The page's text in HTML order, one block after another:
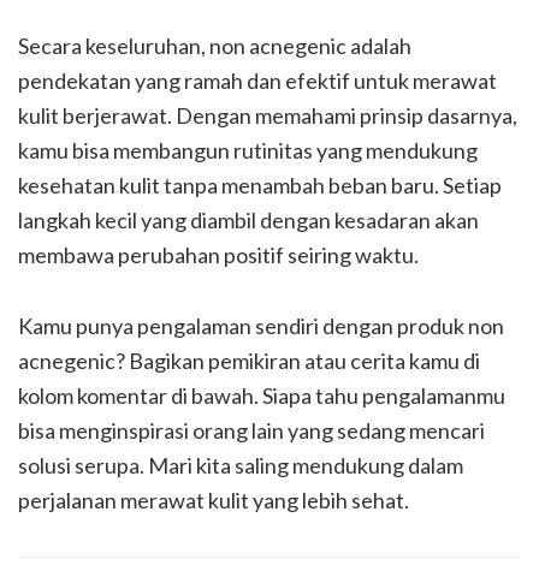
Secara keseluruhan, non acnegenic adalah
pendekatan yang ramah dan efektif untuk merawat
kulit berjerawat. Dengan memahami prinsip dasarnya,
kamu bisa membangun rutinitas yang mendukung
kesehatan kulit tanpa menambah beban baru. Setiap
langkah kecil yang diambil dengan kesadaran akan
membawa perubahan positif seiring waktu.
Kamu punya pengalaman sendiri dengan produk non
acnegenic? Bagikan pemikiran atau cerita kamu di
kolom komentar di bawah. Siapa tahu pengalamanmu
bisa menginspirasi orang lain yang sedang mencari
solusi serupa. Mari kita saling mendukung dalam
perjalanan merawat kulit yang lebih sehat.